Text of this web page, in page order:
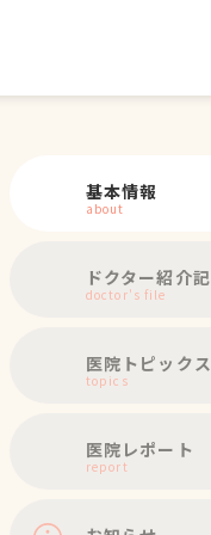
基本情報
about
ドクター紹介
doctor's file
医院トピックス
topics
医院レポート
report